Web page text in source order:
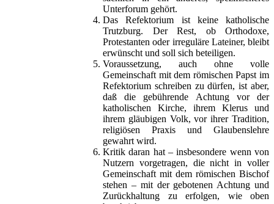
Unterforum gehört.
Das Refektorium ist keine katholische
Trutzburg. Der Rest, ob Orthodoxe,
Protestanten oder irreguläre Lateiner, bleibt
erwünscht und soll sich beteiligen.
Voraussetzung, auch ohne volle
Gemeinschaft mit dem römischen Papst im
Refektorium schreiben zu dürfen, ist aber,
daß die gebührende Achtung vor der
katholischen Kirche, ihrem Klerus und
ihrem gläubigen Volk, vor ihrer Tradition,
religiösen Praxis und Glaubenslehre
gewahrt wird.
Kritik daran hat – insbesondere wenn von
Nutzern vorgetragen, die nicht in voller
Gemeinschaft mit dem römischen Bischof
stehen – mit der gebotenen Achtung und
Zurückhaltung zu erfolgen, wie oben